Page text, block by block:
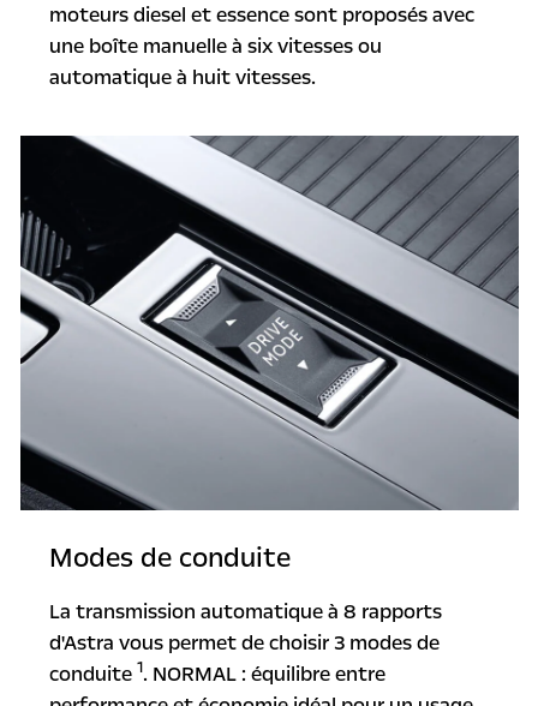
moteurs diesel et essence sont proposés avec
une boîte manuelle à six vitesses ou
automatique à huit vitesses.
Modes de conduite
La transmission automatique à 8 rapports
d'Astra vous permet de choisir 3 modes de
conduite 1. NORMAL : équilibre entre